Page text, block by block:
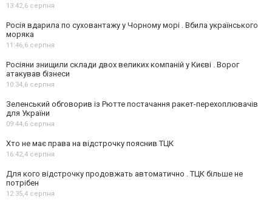
13:42,6 серпня
Росія вдарила по суховантажу у Чорному морі . Вбила українського
моряка
11:46,6 серпня
Росіяни знищили склади двох великих компаній у Києві . Ворог
атакував бізнеси
10:34,6 серпня
Зеленський обговорив із Рютте постачання ракет-перехоплювачів
для України
09:44,6 серпня
Хто не має права на відстрочку пояснив ТЦК
16:42,4 серпня
Для кого відстрочку продовжать автоматично . ТЦК більше не
потрібен
12:35,4 серпня